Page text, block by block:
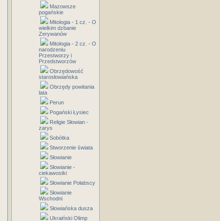
Mazowsze
pogańskie
Mitologia - 1 cz. - O
wielkim dzbanie
Zerywanów
Mitologia - 2 cz. - O
narodzeniu
Przestworzy i
Przedstworzów
Obrzędowość
starosłowiańska
Obrzędy powitania
lata
Perun
Pogański Łysiec
Religie Słowian -
zarys
Sobótka
Stworzenie świata
Słowianie
Słowianie -
ciekawostki
Słowianie Połabscy
Słowianie
Wschodni
Słowiańska dusza
Ukraiński Olimp